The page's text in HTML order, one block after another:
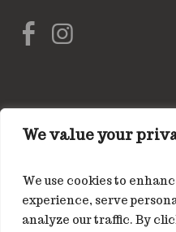
We value your
We use cookies to
experience, serve
analyze our traffic. By
Home
Tijdens